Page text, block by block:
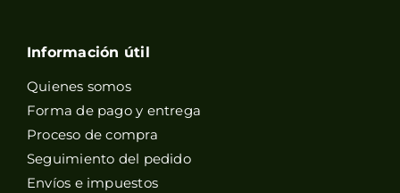
Información útil
Quienes somos
Forma de pago y entrega
Proceso de compra
Seguimiento del pedido
Envíos e impuestos